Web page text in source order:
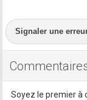
Signaler une
Soyez le premier à